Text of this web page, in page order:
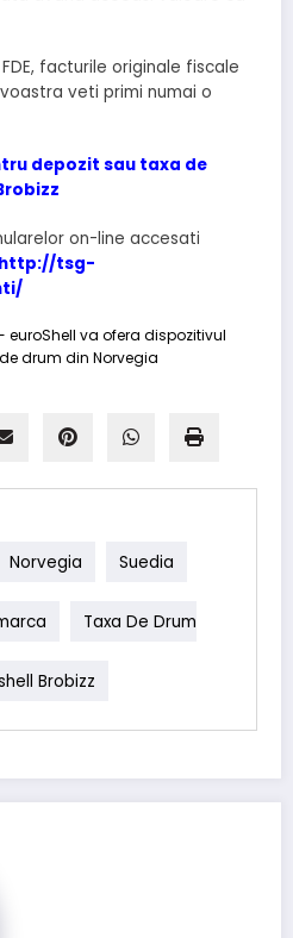
facturile originale fiscale
veti primi numai o
depozit sau taxa de
on-line accesati
http://tsg-
Norvegia Suedia
Taxa De Drum
Brobizz